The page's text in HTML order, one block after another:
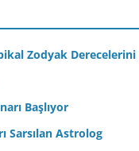
Zodyak Derecelerini
Başlıyor
Sarsılan Astrolog